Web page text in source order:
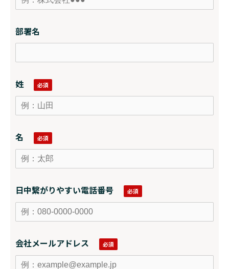
部署名
姓
名
日中繋がりやすい電話番号
会社メールアドレス